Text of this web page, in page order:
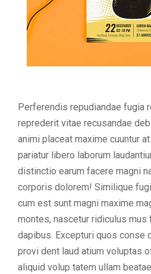
Perferendis repudiandae fugia
reprederit vitae recusandae
animi placeat maxime cuuntur
pariatur libero laborum
distinctio earum facere magni
corporis dolorem! Similique
cum est sunt magni maxime
montes, nascetur ridiculus
dapibus. Excepturi quos conse
provi dent laud atium voluptas
aliquid volup tatem ullam